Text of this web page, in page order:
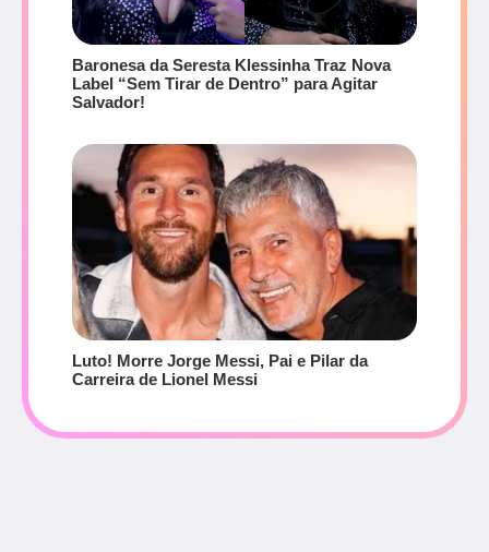
Baronesa da Seresta Klessinha Traz Nova
Label “Sem Tirar de Dentro” para Agitar
Salvador!
Luto! Morre Jorge Messi, Pai e Pilar da
Carreira de Lionel Messi